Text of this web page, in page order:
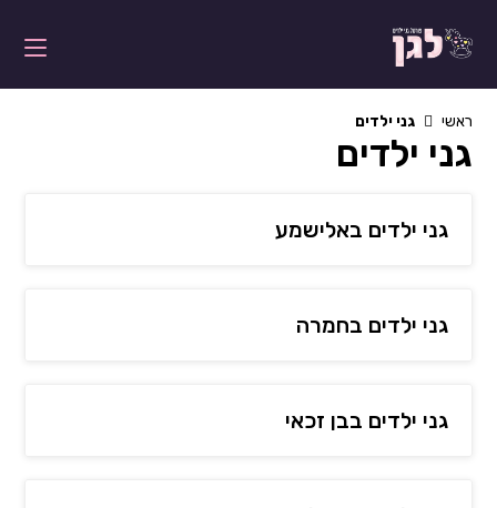
content
ראשי גני ילדים
גני ילדים
גני ילדים באלישמע
גני ילדים בחמרה
גני ילדים בבן זכאי